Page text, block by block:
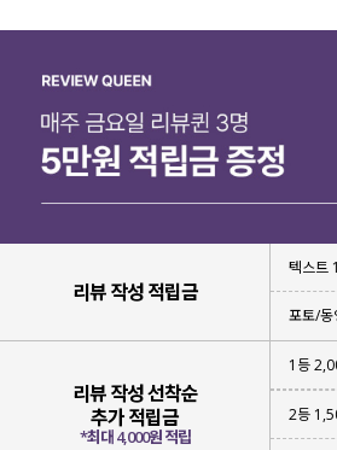
리뷰 작성 적립금
텍스트
포토/
리뷰 작성 선착순
추가 적립금
*최대 4,000원 적립
1등
2등